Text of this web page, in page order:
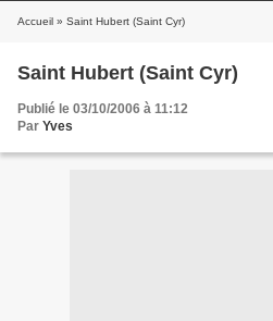
Accueil » Saint Hubert (Saint Cyr)
Saint Hubert (Saint Cyr)
Publié le 03/10/2006 à 11:12
Par Yves